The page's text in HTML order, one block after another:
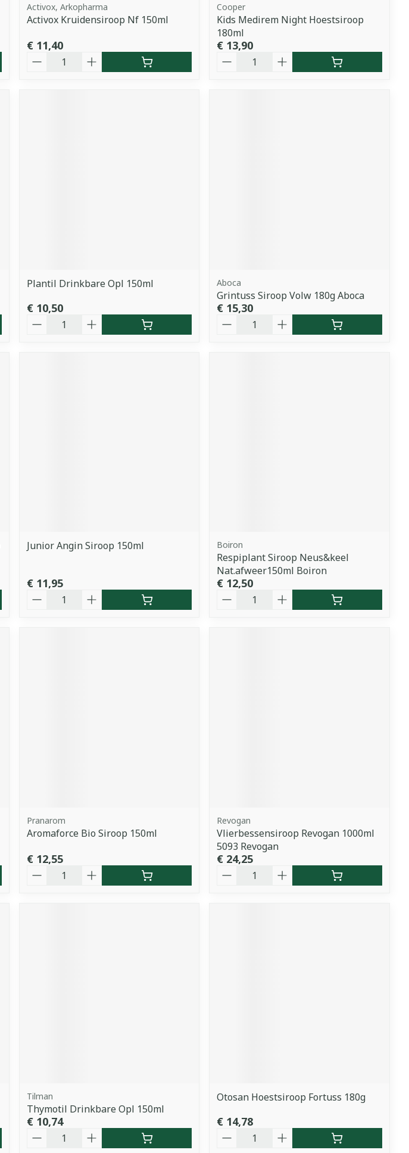
Activox, Arkopharma
Activox Kruidensiroop Nf 150ml
€ 11,40
Cooper
Kids Medirem Night Hoestsiroop
180ml
€ 13,90
Plantil Drinkbare Opl 150ml
€ 10,50
Aboca
Grintuss Siroop Volw 180g Aboca
€ 15,30
Junior Angin Siroop 150ml
€ 11,95
Boiron
Respiplant Siroop Neus&keel
Nat.afweer150ml Boiron
€ 12,50
Pranarom
Aromaforce Bio Siroop 150ml
€ 12,55
Revogan
Vlierbessensiroop Revogan 1000ml
5093 Revogan
€ 24,25
Tilman
Thymotil Drinkbare Opl 150ml
€ 10,74
Otosan Hoestsiroop Fortuss 180g
€ 14,78